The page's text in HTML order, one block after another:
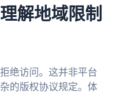
解地域限制
绝访问。这并非平台
的版权协议规定。体